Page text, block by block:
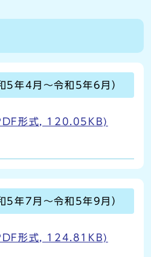
5年4月～令和5年6月）
形式, 120.05KB)
5年7月～令和5年9月）
形式, 124.81KB)